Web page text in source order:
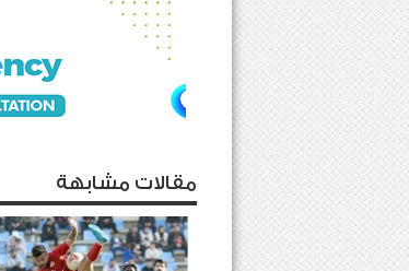
مقالات مشابهة